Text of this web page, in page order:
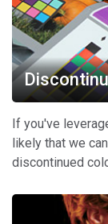
If you've
likely that we
discontinued